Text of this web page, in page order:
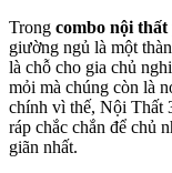
Trong combo nội
giường ngủ là một
là chỗ cho gia chủ
mỏi mà chúng còn là
chính vì thế, Nội Thất
ráp chắc chắn để chủ
giãn nhất.